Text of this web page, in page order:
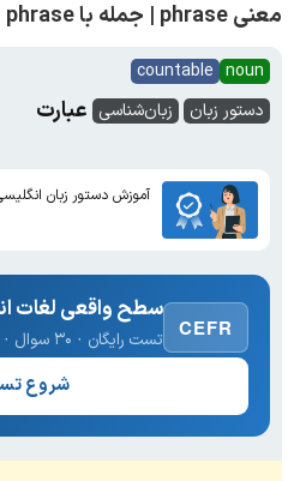
معنی phrase | جمله با phrase
noun
countable
دستور زبان
زبان‌شناسی عبارت
آموزش دستور زبان
CEFR
سطح واقعی لغات
تست رایگان · ۳۰ سوال · نتیجه فوری
شروع